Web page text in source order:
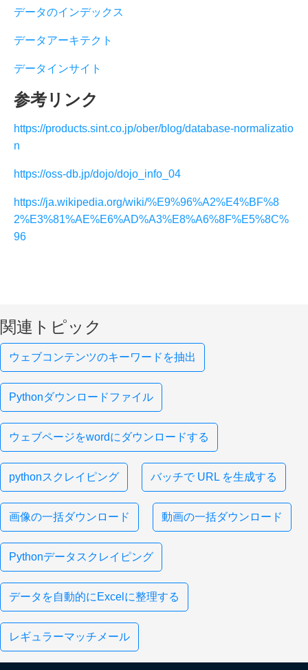
データのインデックス
データアーキテクト
データインサイト
参考リンク
https://products.sint.co.jp/ober/blog/database-normalizatio
n
https://oss-db.jp/dojo/dojo_info_04
https://ja.wikipedia.org/wiki/%E9%96%A2%E4%BF%8
2%E3%81%AE%E6%AD%A3%E8%A6%8F%E5%8C%
96
関連トピック
ウェブコンテンツのキーワードを抽出
Pythonダウンロードファイル
ウェブページをwordにダウンロードする
pythonスクレイピング バッチで URL を生成する
画像の一括ダウンロード 動画の一括ダウンロード
Pythonデータスクレイピング
データを自動的にExcelに整理する
レギュラーマッチメール